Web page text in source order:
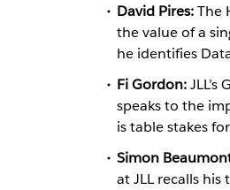
David Pires:The
the value of a
he identifies
Fi Gordon:JLL’s
speaks to the
is table stakes
Simon
at JLL recalls